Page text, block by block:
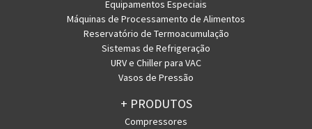
Equipamentos Especiais
Máquinas de Processamento de Alimentos
Reservatório de Termoacumulação
Sistemas de Refrigeração
URV e Chiller para VAC
Vasos de Pressão
+ PRODUTOS
Compressores